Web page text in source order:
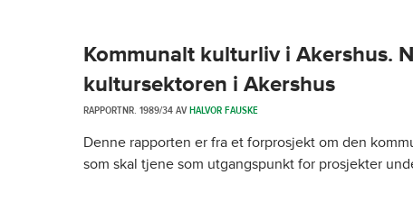
Kommunalt kulturliv i Akershus.
kultursektoren i Akershus
RAPPORTNR. 1989/34 AVHALVOR FAUSKE
Denne rapporten er fra et forprosjekt om den
som skal tjene som utgangspunkt for prosjekter